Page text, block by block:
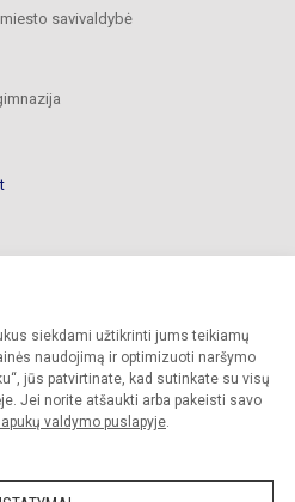
siekdami užtikrinti jums teikiamų
naudojimą ir optimizuoti naršymo
jūs patvirtinate, kad sutinkate su visų
Jei norite atšaukti arba pakeisti savo
valdymo puslapyje.
savivaldybė
progimnazija. Visos teisės saugomos.
sutikimo griežtai draudžiama.
Slapukų valdymas